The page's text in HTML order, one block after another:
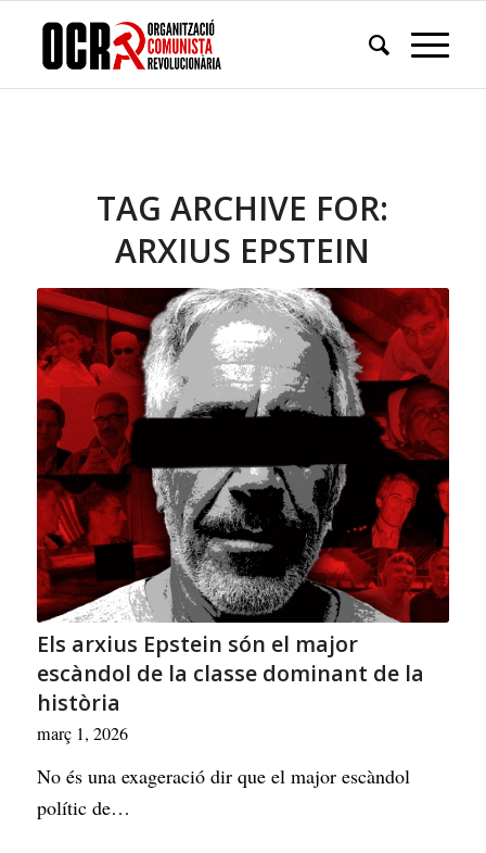
TAG ARCHIVE FOR:
ARXIUS EPSTEIN
Els arxius Epstein són el major
escàndol de la classe dominant de la
història
març 1, 2026
No és una exageració dir que el major escàndol
polític de…